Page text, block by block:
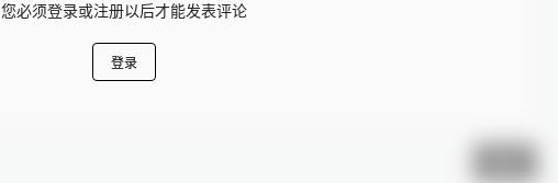
您必须登录或注册以后才能发表评论
登录